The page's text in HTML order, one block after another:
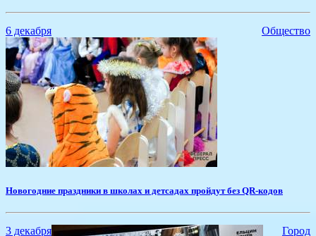
6 декабря Общество
Новогодние праздники в школах и детсадах пройдут без QR-кодов
3 декабря Город